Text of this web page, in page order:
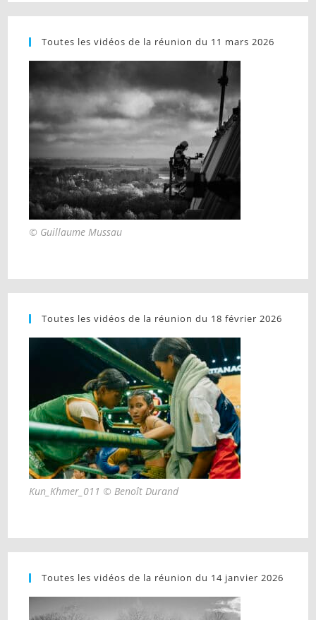
Toutes les vidéos de la réunion du 11 mars 2026
© Guillaume Mussau
Toutes les vidéos de la réunion du 18 février 2026
Kun_Khmer_011 © Benoît Durand
Toutes les vidéos de la réunion du 14 janvier 2026